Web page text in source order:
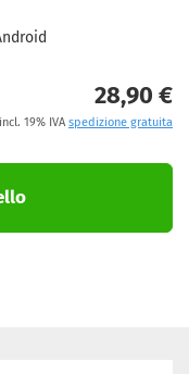
28,90 €
incl. 19% IVA spedizione gratuita